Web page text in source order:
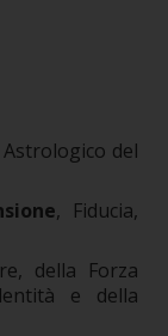
del
, Fiducia,
della Forza
e della